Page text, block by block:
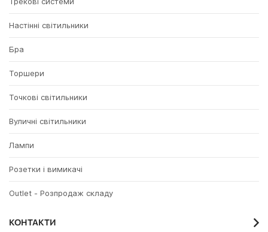
Настінні світильники
Бра
Торшери
Точкові світильники
Вуличні світильники
Лампи
Розетки і вимикачі
Outlet - Розпродаж складу
КОНТАКТИ